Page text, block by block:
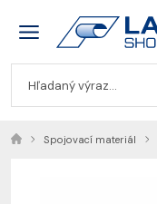
Spojovací materiál